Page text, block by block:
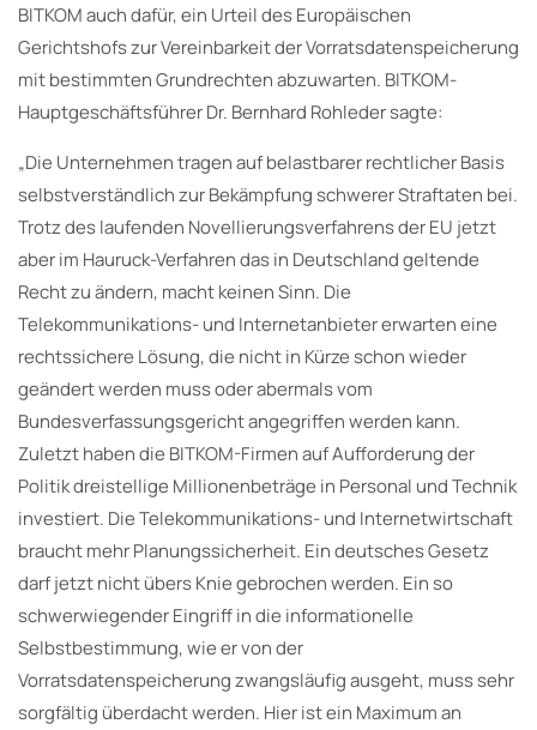
BITKOM auch dafür, ein Urteil des Europäischen
Gerichtshofs zur Vereinbarkeit der Vorratsdatenspeicherung
mit bestimmten Grundrechten abzuwarten. BITKOM-
Hauptgeschäftsführer Dr. Bernhard Rohleder sagte:
„Die Unternehmen tragen auf belastbarer rechtlicher Basis
selbstverständlich zur Bekämpfung schwerer Straftaten bei.
Trotz des laufenden Novellierungsverfahrens der EU jetzt
aber im Hauruck-Verfahren das in Deutschland geltende
Recht zu ändern, macht keinen Sinn. Die
Telekommunikations- und Internetanbieter erwarten eine
rechtssichere Lösung, die nicht in Kürze schon wieder
geändert werden muss oder abermals vom
Bundesverfassungsgericht angegriffen werden kann.
Zuletzt haben die BITKOM-Firmen auf Aufforderung der
Politik dreistellige Millionenbeträge in Personal und Technik
investiert. Die Telekommunikations- und Internetwirtschaft
braucht mehr Planungssicherheit. Ein deutsches Gesetz
darf jetzt nicht übers Knie gebrochen werden. Ein so
schwerwiegender Eingriff in die informationelle
Selbstbestimmung, wie er von der
Vorratsdatenspeicherung zwangsläufig ausgeht, muss sehr
sorgfältig überdacht werden. Hier ist ein Maximum an